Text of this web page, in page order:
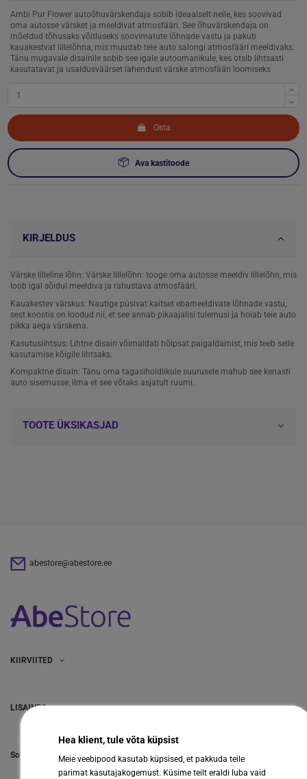
Ambi Pur Flower autoõhuvärskendaja sobib ideaalselt neile, kes soovivad
oma autosse värsket ja meeldivat atmosfääri. See õhuvärskendaja on
mõeldud tõhusaks võitluseks soovimatute lõhnade vastu ja pakub
kauakestvat lillelõhna, mis muudab teie auto salongi atmosfääri meeldivaks.
Tänu mugavale disainile sobib see igale autoomanikule, kes otsib lihtsasti
kasutatavat ja usaldusväärset lahendust värske atmosfääri loomiseks
Osta
Ava kastitoode
KIRJELDUS
Värske lilleline lõhn: Värske lillelõhn: tooge oma autosse meeldiv lillelõhn, mis
loob igal sõidul meeldiva ja rahustava atmosfääri.
Kauakestev värskus: Nautige püsivat kaitset ebameeldivate lõhnade vastu,
sest koostis on loodud nii, et see annab pikaajalisi tulemusi ja hoiab teie auto
pikka aega värskena.
Kasutuslihtsus: Lihtne disain võimaldab hõlpsat paigaldamist, mis teeb selle
kasutamise kõigile lihtsaks.
Kompaktne disain: Tänu oma tagasihoidlikule suurusele mahub see kenasti
auto sisemusse, ilma et see võtaks asjatult ruumi.
TOOTE ÜKSIKASJAD
abestore@abestore.ee
KIIRVIITED
LISAINFO
Hea klient, tule võta küpsist
Meie veebipood kasutab küpsised, et pakkuda teile
parimat kasutajakogemust. Küsime teilt eraldi luba vaid
Sotsiaalmeedia